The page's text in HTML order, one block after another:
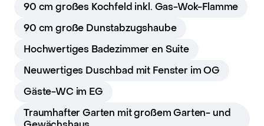
90 cm großes Kochfeld inkl. Gas-Wok-Flamme
90 cm große Dunstabzugshaube
Hochwertiges Badezimmer en Suite
Neuwertiges Duschbad mit Fenster im OG
Gäste-WC im EG
Traumhafter Garten mit großem Garten- und